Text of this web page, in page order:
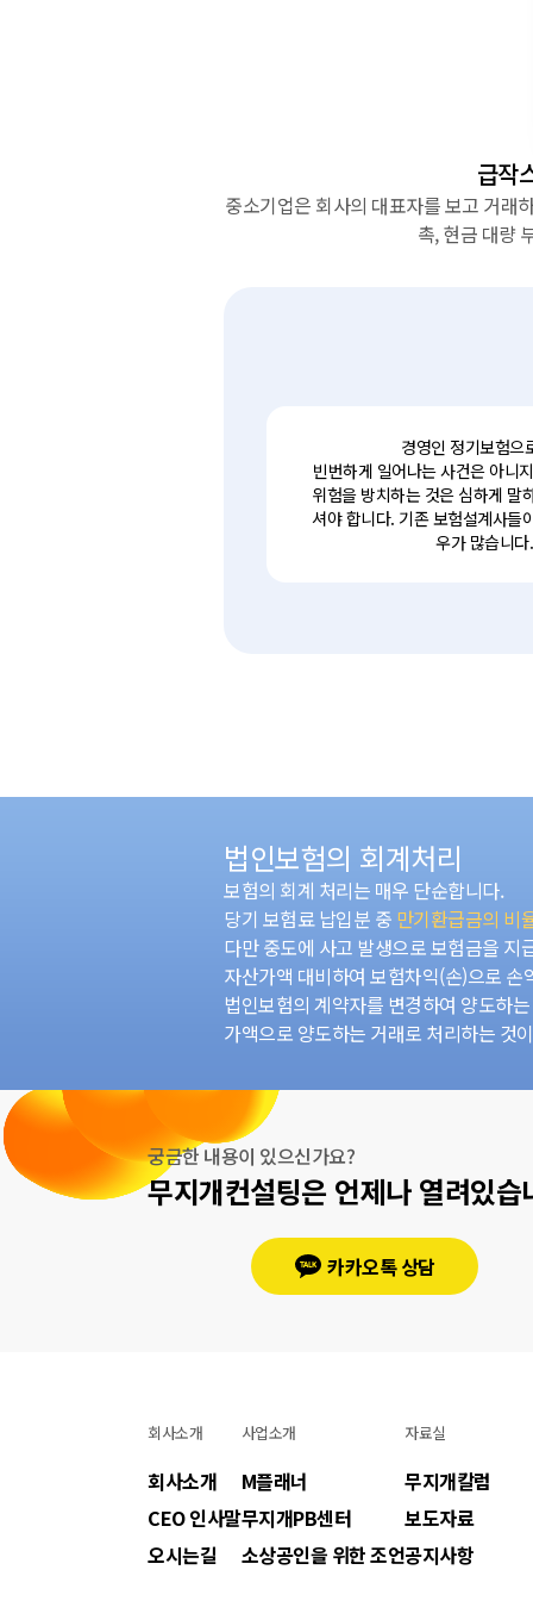
급작
중소기업은 회사의 대표자를 보고 거래
촉, 현금 대량
경영인 정기보험으
빈번하게 일어나는 사건은 아니
위험을 방치하는 것은 심하게 말
셔야 합니다. 기존 보험설계사들
우가 많습니
법인보험의 회계처리
보험의 회계 처리는 매우 단순합니다.
당기 보험료 납입분 중 만기환급금의 비
다만 중도에 사고 발생으로 보험금을
자산가액 대비하여 보험차익(손)으로 손
법인보험의 계약자를 변경하여 양도하
가액으로 양도하는 거래로 처리하는 것
궁금한 내용이 있으신가요?
무지개컨설팅은 언제나 열려있습
카카오톡 상담
회사소개
회사소개
CEO 인사말
오시는길
사업소개
M플래너
무지개PB센터
소상공인을 위한 조언
자료실
무지개칼럼
보도자료
공지사항